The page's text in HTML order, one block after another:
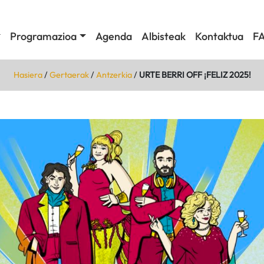
Programazioa Agenda Albisteak Kontaktua
Hasiera/Gertaerak/Antzerkia/ URTE BERRI OFF ¡FELIZ 2025!